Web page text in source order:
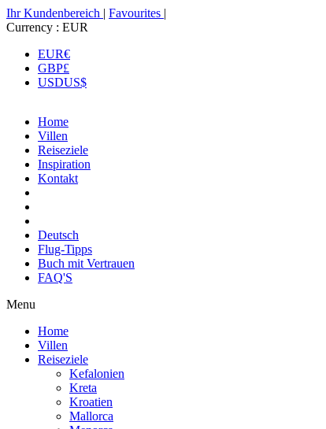
Ihr Kundenbereich | Favourites |
Currency : EUR
EUR€
GBP£
USDUS$
Home
Villen
Reiseziele
Inspiration
Kontakt
Deutsch
Flug-Tipps
Buch mit Vertrauen
FAQ'S
Menu
Home
Villen
Reiseziele
Kefalonien
Kreta
Kroatien
Mallorca